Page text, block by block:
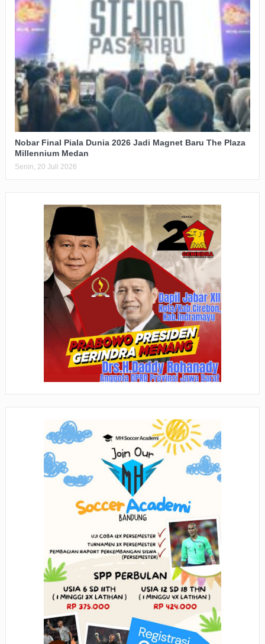
Nobar Final Piala Dunia 2026 Jadi Magnet Baru The Plaza
Millennium Medan
Senin, 20 Juli 2026